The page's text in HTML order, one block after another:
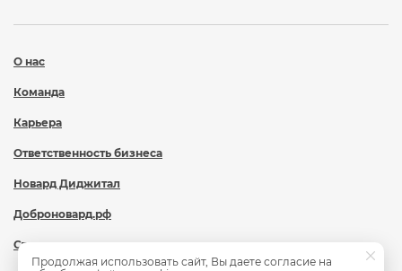
О нас
Команда
Карьера
Ответственность бизнеса
Новард Диджитал
Доброновард.рф
Статьи
Продолжая использовать сайт, Вы даете согласие на